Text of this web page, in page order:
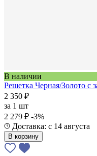
В наличии
Решетка Черная/Золото с
2 350 ₽
за 1 шт
2 279 ₽ -3%
Доставка: с 14 августа
В корзину